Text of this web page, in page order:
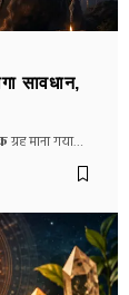
सावधान,
माना गया…